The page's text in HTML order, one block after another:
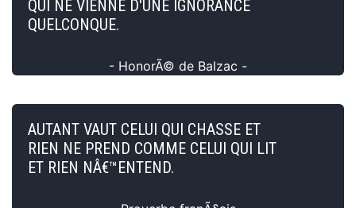
QUI NE VIENNE D'UNE IGNORANCE
QUELCONQUE.
- HonorÃ© de Balzac -
AUTANT VAUT CELUI QUI CHASSE ET
RIEN NE PREND COMME CELUI QUI LIT
ET RIEN NÂ€™ENTEND.